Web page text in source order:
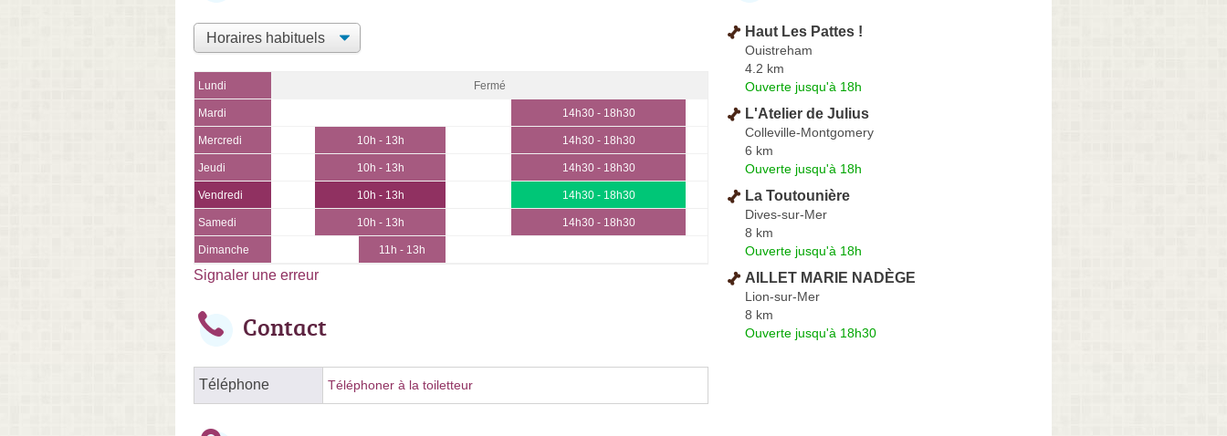
Lundi Fermé
Mardi 14h30 - 18h30
Mercredi 10h - 13h 14h30 - 18h30
Jeudi 10h - 13h 14h30 - 18h30
Vendredi 10h - 13h 14h30 - 18h30
Samedi 10h - 13h 14h30 - 18h30
Dimanche 11h - 13h
Signaler une erreur
Contact
Téléphone Téléphoner à la toiletteur
Haut Les Pattes !
Ouistreham
4.2 km
Ouverte jusqu'à 18h
L'Atelier de Julius
Colleville-Montgomery
6 km
Ouverte jusqu'à 18h
La Toutounière
Dives-sur-Mer
8 km
Ouverte jusqu'à 18h
AILLET MARIE NADÈGE
Lion-sur-Mer
8 km
Ouverte jusqu'à 18h30